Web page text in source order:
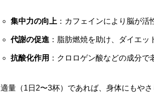
集中力の向上 ：カフェインにより脳が
代謝の促進 ：脂肪燃焼を助け、ダイエ
抗酸化作用 ：クロロゲン酸などの成分で
適量（1日2〜3杯）であれば、身体にもやさ